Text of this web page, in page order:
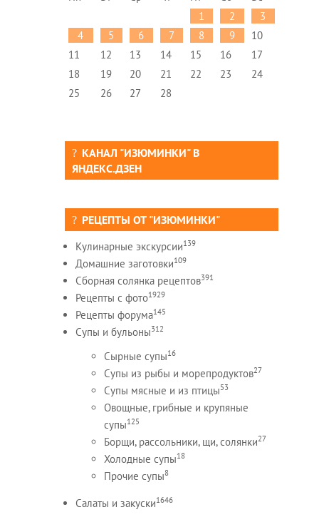
1
2
3
4
5 6 7 8 9
10
11
12 13 14 15 16
17
18
19 20 21 22 23
24
25
26 27 28
КАНАЛ "ИЗЮМИНКИ" В
ЯНДЕКС.ДЗЕН
РЕЦЕПТЫ ОТ "ИЗЮМИНКИ"
Кулинарные экскурсии139
Домашние заготовки109
Сборная солянка рецептов391
Рецепты c фото1929
Рецепты форума145
Супы и бульоны312
Сырные супы16
Супы из рыбы и морепродуктов27
Супы мясные и из птицы53
Овощные, грибные и крупяные
супы125
Борщи, рассольники, щи, солянки27
Холодные супы18
Прочие супы8
Салаты и закуски1646